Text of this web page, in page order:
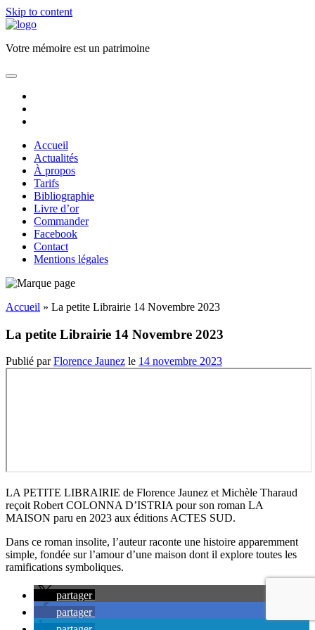
Skip to content
Florence
Ecrivain
Votre mémoire est un patrimoine
open
menu
Accueil
Actualités
À propos
Tarifs
Bibliographie
Livre d’or
Commander
Facebook
Contact
Mentions légales
Sidebar
Accueil » La petite Librairie 14 Novembre 2023
La petite Librairie 14 Novembre 2023
Publié parFlorence Jaunez le 14 novembre 2023
LA PETITE LIBRAIRIE de Florence Jaunez et Michèle Tharaud
reçoit Robert COLONNA D’ISTRIA pour son roman LA
MAISON paru en 2023 aux éditions ACTES SUD.
Dans ce roman insolite, l’auteur raconte une histoire apparemment
simple, fondée sur l’amour d’une maison dont il explore toutes les
ramifications symboliques.
partager
partager